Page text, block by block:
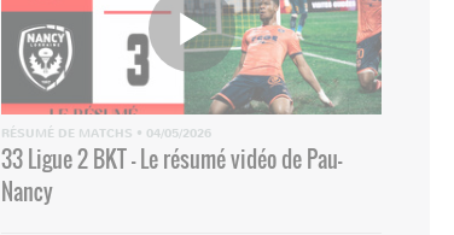
RÉSUMÉ DE MATCHS • 04/05/2026
33 Ligue 2 BKT - Le résumé vidéo de Pau-
Nancy